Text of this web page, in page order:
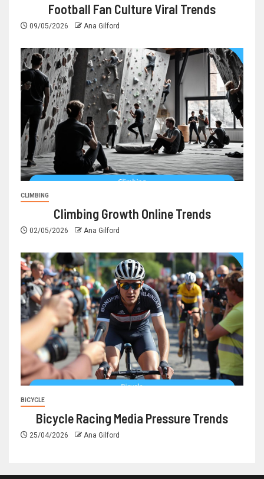
Football Fan Culture Viral Trends
09/05/2026 Ana Gilford
CLIMBING
Climbing Growth Online Trends
02/05/2026 Ana Gilford
BICYCLE
Bicycle Racing Media Pressure Trends
25/04/2026 Ana Gilford